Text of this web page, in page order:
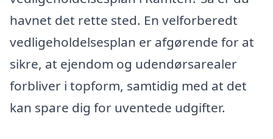
havnet det rette sted. En velforberedt
vedligeholdelsesplan er afgørende for at
sikre, at ejendom og udendørsarealer
forbliver i topform, samtidig med at det
kan spare dig for uventede udgifter.